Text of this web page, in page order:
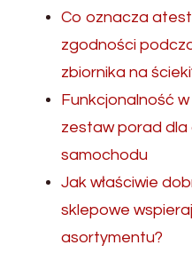
Co oznacza
zgodności
zbiornika na
Funkcjonalność
zestaw porad
samochodu
Jak właściwie
sklepowe
asortymentu?